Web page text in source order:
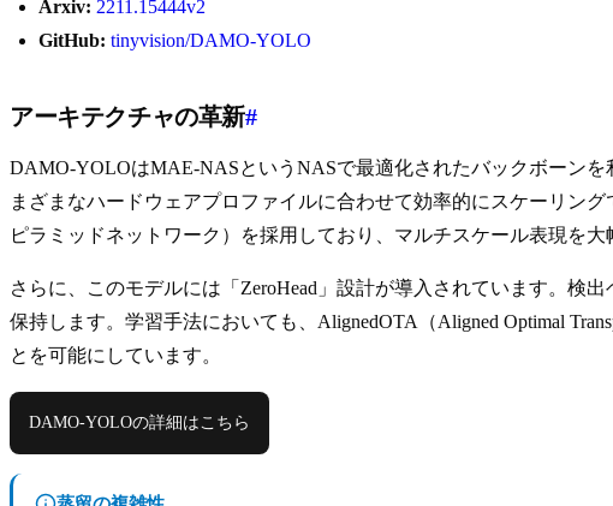
Arxiv: 2211.15444v2
GitHub: tinyvision/DAMO-YOLO
アーキテクチャの革新#
DAMO-YOLOはMAE-NASというNASで最適化されたバックボーン
まざまなハードウェアプロファイルに合わせて効率的にスケーリン
ピラミッドネットワーク）を採用しており、マルチスケール表現を大
さらに、このモデルには「ZeroHead」設計が導入されています。検
保持します。学習手法においても、AlignedOTA（Aligned Optimal
とを可能にしています。
DAMO-YOLOの詳細はこちら